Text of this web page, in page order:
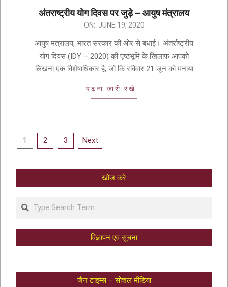
अंतराष्ट्रीय योग दिवस पर जुड़े – आयुष मंत्रालय
ON: JUNE 19, 2020
आयुष मंत्रालय, भारत सरकार की ओर से बधाई। अंतर्राष्ट्रीय
योग दिवस (IDY – 2020) की पृष्ठभूमि के खिलाफ आपको
लिखना एक विशेषाधिकार है, जो कि रविवार 21 जून को मनाया
पढ़ना जारी रखे…
1 2 3 Next
खोज करे
विज्ञापन एवं सूचना
जैन टाइम्स – सोशल मीडिया